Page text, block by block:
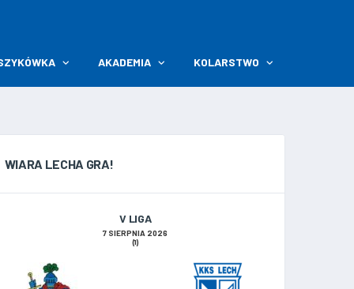
AKADEMIA KOLARSTWO
WIARA LECHA GRA!
V LIGA
7 SIERPNIA 2026
(1)